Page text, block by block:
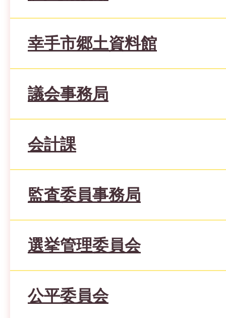
幸手市郷土資料館
議会事務局
会計課
監査委員事務局
選挙管理委員会
公平委員会